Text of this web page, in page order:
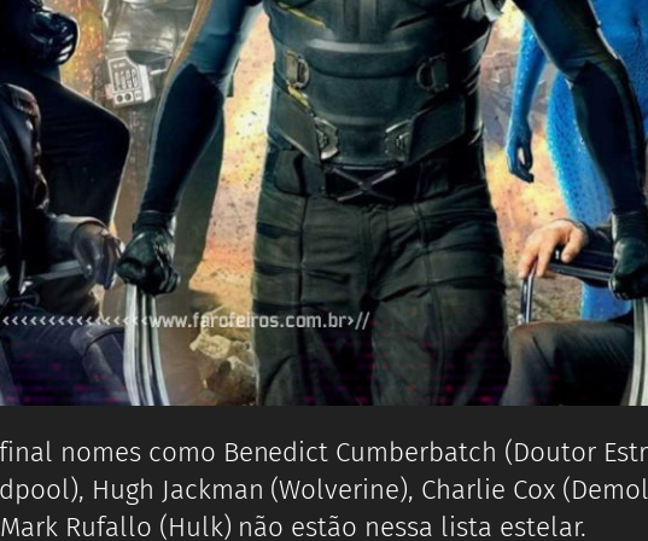
nomes como Benedict Cumberbatch (Doutor
Hugh Jackman (Wolverine), Charlie Cox
Rufallo (Hulk) não estão nessa lista estelar.